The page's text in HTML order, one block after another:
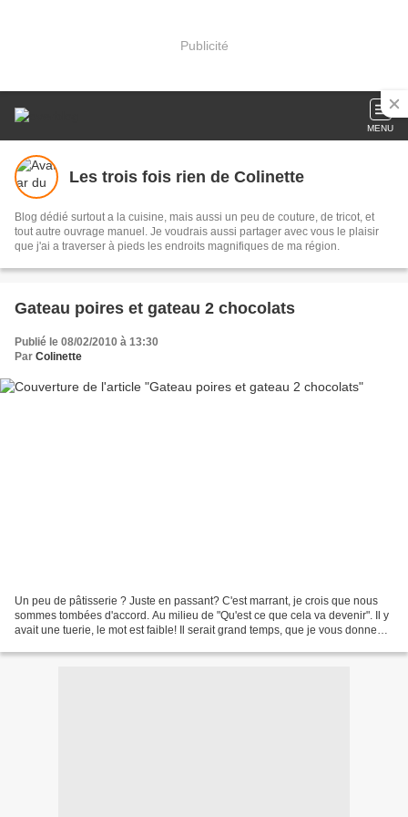
Publicité
MENU
Les trois fois rien de Colinette
Blog dédié surtout a la cuisine, mais aussi un peu de couture, de tricot, et
tout autre ouvrage manuel. Je voudrais aussi partager avec vous le plaisir
que j'ai a traverser à pieds les endroits magnifiques de ma région.
Gateau poires et gateau 2 chocolats
Publié le 08/02/2010 à 13:30
Par Colinette
Un peu de pâtisserie ? Juste en passant? C'est marrant, je crois que nous
sommes tombées d'accord. Au milieu de "Qu'est ce que cela va devenir". Il y
avait une tuerie, le mot est faible! Il serait grand temps, que je vous donne